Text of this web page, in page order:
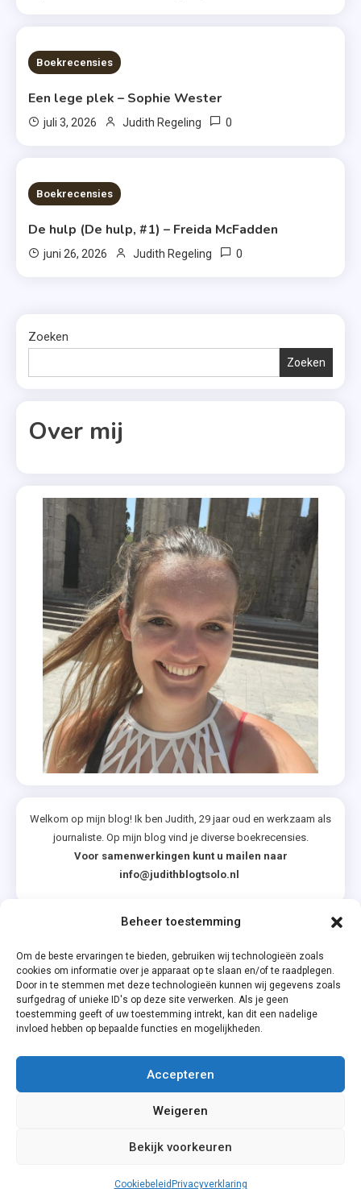
Beheer toestemming
Om de beste ervaringen te bieden, gebruiken wij technologieën zoals
cookies om informatie over je apparaat op te slaan en/of te raadplegen.
Door in te stemmen met deze technologieën kunnen wij gegevens zoals
surfgedrag of unieke ID's op deze site verwerken. Als je geen
toestemming geeft of uw toestemming intrekt, kan dit een nadelige
invloed hebben op bepaalde functies en mogelijkheden.
Accepteren
Weigeren
Bekijk voorkeuren
Cookiebeleid Privacyverklaring
6 MINS READ
Boekrecensies
Een lege plek – Sophie Wester
juli 3, 2026 Judith Regeling 0
7 MINS READ
Boekrecensies
De hulp (De hulp, #1) – Freida McFadden
juni 26, 2026 Judith Regeling 0
Zoeken
Zoeken
Over mij
Welkom op mijn blog! Ik ben Judith, 29 jaar oud en werkzaam als
journaliste. Op mijn blog vind je diverse boekrecensies.
Voor samenwerkingen kunt u mailen naar
info@judithblogtsolo.nl
Privacyverklaring